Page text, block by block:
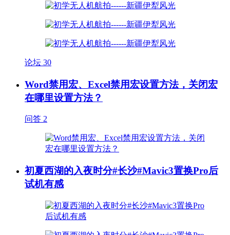
论坛 30
Word禁用宏、Excel禁用宏设置方法，关闭宏
在哪里设置方法？
问答 2
初夏西湖的入夜时分#长沙#Mavic3置换Pro后
试机有感